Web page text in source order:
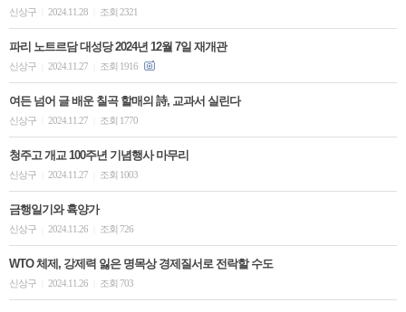
신상구 2024.11.28 조회 2321
파리 노트르담 대성당 2024년 12월 7일 재개관
신상구 2024.11.27 조회 1916
여든 넘어 글 배운 칠곡 할매의 詩, 교과서 실린다
신상구 2024.11.27 조회 1770
청주고 개교 100주년 기념행사 마무리
신상구 2024.11.27 조회 1003
금행일기와 휵양가
신상구 2024.11.26 조회 726
WTO 체제, 강제력 잃은 명목상 경제질서로 전락할 수도
신상구 2024.11.26 조회 703